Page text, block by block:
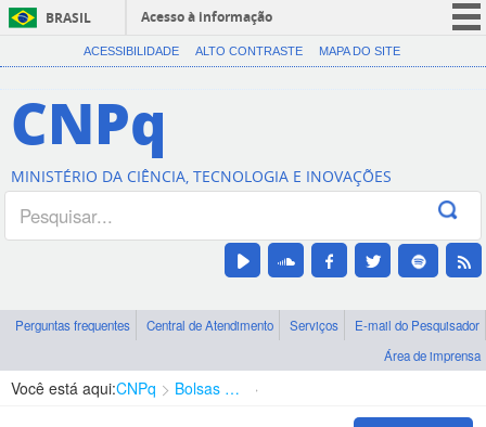
BRASIL
Acesso à informação
CORONAVÍRUS (COVID-19)
Canais
ACESSIBILIDADE ALTO CONTRASTE MAPA DO SITE
CNPq
MINISTÉRIO DA CIÊNCIA, TECNOLOGIA E INOVAÇÕES
Perguntas frequentes Central de Atendimento Serviços
E-mail do Pesquisador
Área de imprensa
Você está aqui:CNPq Bolsas e Auxílios Vigentes